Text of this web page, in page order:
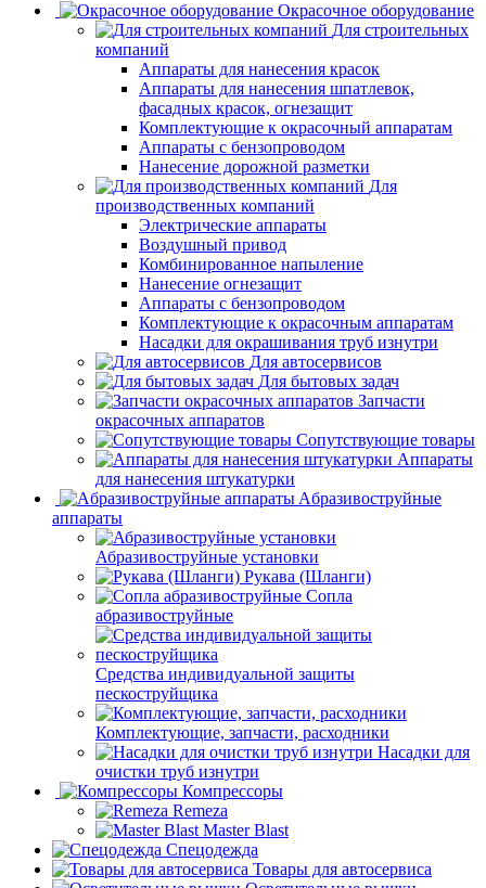
Окрасочное оборудование
Для строительных
компаний
Аппараты для нанесения красок
Аппараты для нанесения шпатлевок,
фасадных красок, огнезащит
Комплектующие к окрасочный аппаратам
Аппараты с бензопроводом
Нанесение дорожной разметки
Для
производственных компаний
Электрические аппараты
Воздушный привод
Комбинированное напыление
Нанесение огнезащит
Аппараты с бензопроводом
Комплектующие к окрасочным аппаратам
Насадки для окрашивания труб изнутри
Для автосервисов
Для бытовых задач
Запчасти
окрасочных аппаратов
Сопутствующие товары
Аппараты
для нанесения штукатурки
Aбразивоструйные
аппараты
Абразивоструйные установки
Рукава (Шланги)
Сопла
абразивоструйные
Средства индивидуальной защиты
пескоструйщика
Комплектующие, запчасти, расходники
Насадки для
очистки труб изнутри
Компрессоры
Remeza
Master Blast
Спецодежда
Товары для автосервиса